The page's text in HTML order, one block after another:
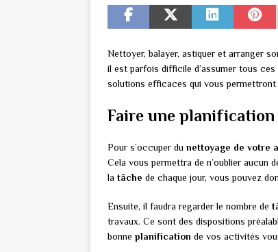
Nettoyer, balayer, astiquer et arranger
il est parfois difficile d’assumer tous
solutions efficaces qui vous permettront
Faire une planification
Pour s’occuper du nettoyage de votre
Cela vous permettra de n’oublier aucun
la tâche de chaque jour, vous pouvez
Ensuite, il faudra regarder le nombre de
travaux. Ce sont des dispositions
bonne planification de vos activités